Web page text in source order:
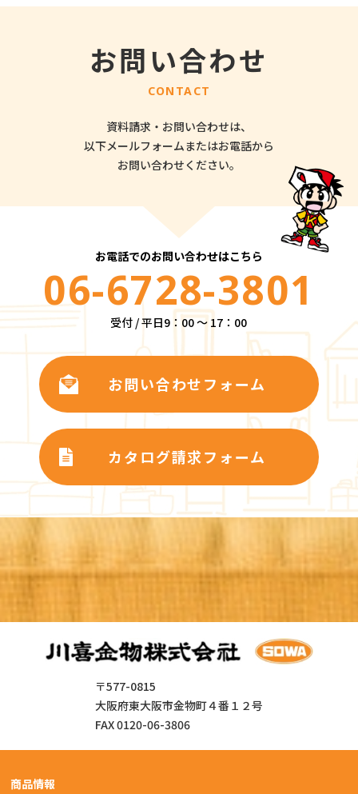
お問い合わせ
CONTACT
資料請求・お問い合わせは、
以下メールフォームまたはお電話から
お問い合わせください。
お電話でのお問い合わせはこちら
06-6728-3801
受付 / 平日9：00 ～ 17：00
お問い合わせフォーム
カタログ請求フォーム
〒577-0815
大阪府東大阪市金物町４番１２号
FAX 0120-06-3806
商品情報